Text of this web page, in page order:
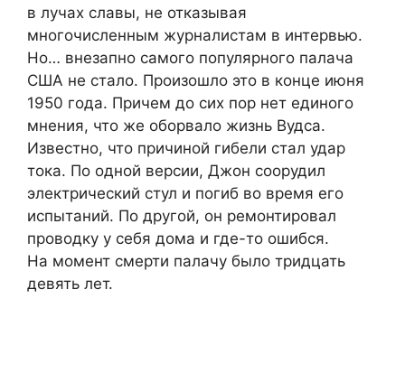
в лучах славы, не отказывая
многочисленным журналистам в интервью.
Но… внезапно самого популярного палача
США не стало. Произошло это в конце июня
1950 года. Причем до сих пор нет единого
мнения, что же оборвало жизнь Вудса.
Известно, что причиной гибели стал удар
тока. По одной версии, Джон соорудил
электрический стул и погиб во время его
испытаний. По другой, он ремонтировал
проводку у себя дома и где-то ошибся.
На момент смерти палачу было тридцать
девять лет.